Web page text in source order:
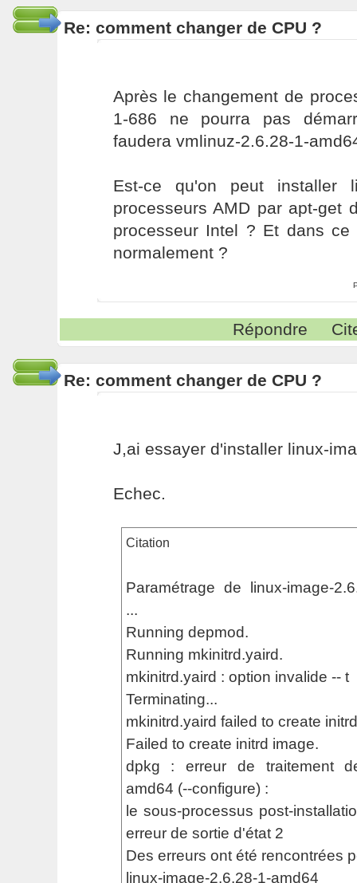
Re: comment changer de CPU ?
Après le changement de
1-686 ne pourra pas
faudera vmlinuz-2.6.28-1-
Est-ce qu'on peut installer
processeurs AMD par apt-get
processeur Intel ? Et dans
normalement ?
Répondre
Re: comment changer de CPU ?
J,ai essayer d'installer linux-
Echec.
Citation
Paramétrage de linux-image-
...
Running depmod.
Running mkinitrd.yaird.
mkinitrd.yaird : option invalide -- t
Terminating...
mkinitrd.yaird failed to create
Failed to create initrd image.
dpkg : erreur de traitement
amd64 (--configure) :
le sous-processus post-
erreur de sortie d'état 2
Des erreurs ont été rencontrées
linux-image-2.6.28-1-amd64